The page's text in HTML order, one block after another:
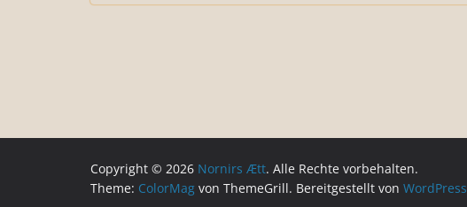
Copyright © 2026 Nornirs Ætt. Alle Rechte vorbehalten.
Theme: ColorMag von ThemeGrill. Bereitgestellt von WordPress